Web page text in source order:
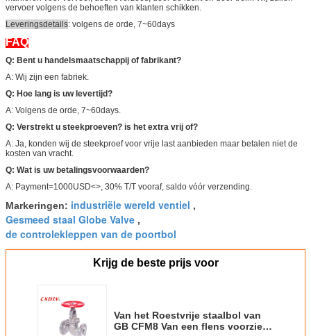
vervoer volgens de behoeften van klanten schikken.
Leveringsdetails: volgens de orde, 7~60days
FAQ
Q: Bent u handelsmaatschappij of fabrikant?
A: Wij zijn een fabriek.
Q: Hoe lang is uw levertijd?
A: Volgens de orde, 7~60days.
Q: Verstrekt u steekproeven? is het extra vrij of?
A: Ja, konden wij de steekproef voor vrije last aanbieden maar betalen niet de
kosten van vracht.
Q: Wat is uw betalingsvoorwaarden?
A: Payment=1000USD<>, 30% T/T vooraf, saldo vóór verzending.
Markeringen: industriële wereld ventiel ,
Gesmeed staal Globe Valve ,
de controlekleppen van de poortbol
Krijg de beste prijs voor
Van het Roestvrije staalbol van
GB CFM8 Van een flens voorzien